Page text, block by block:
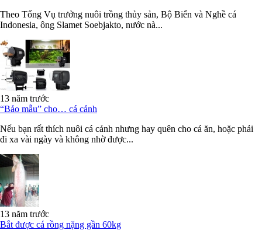
Theo Tổng Vụ trưởng nuôi trồng thủy sản, Bộ Biển và Nghề cá
Indonesia, ông Slamet Soebjakto, nước nà...
13 năm trước
“Bảo mẫu” cho… cá cảnh
Nếu bạn rất thích nuôi cá cảnh nhưng hay quên cho cá ăn, hoặc phải
đi xa vài ngày và không nhờ được...
13 năm trước
Bắt được cá rồng nặng gần 60kg